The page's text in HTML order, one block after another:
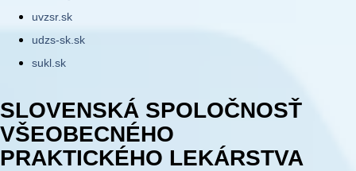
uvzsr.sk
udzs-sk.sk
sukl.sk
SLOVENSKÁ SPOLOČNOSŤ
VŠEOBECNÉHO
PRAKTICKÉHO LEKÁRSTVA